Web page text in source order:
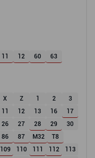
11 12 60 63
X Z 1 2
3
11 12 13 16
17
26 27 28 29
30
86 87 M32
T8
109 110 111 112
113